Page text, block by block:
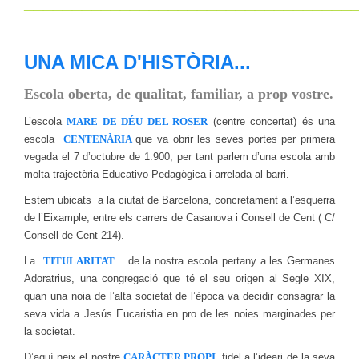
UNA MICA D'HISTÒRIA...
Escola oberta, de qualitat, familiar, a prop vostre.
L’escolaMARE DE DÉU DEL ROSER(centre concertat) és una
escolaCENTENÀRIAque va obrir les seves portes per primera
vegada el 7 d’octubre de 1.900, per tant parlem d’una escola amb
molta trajectòria Educativo-Pedagògica i arrelada al barri.
Estem ubicats a la ciutat de Barcelona, concretament a l’esquerra
de l’Eixample, entre els carrers de Casanova i Consell de Cent ( C/
Consell de Cent 214).
La TITULARITAT
de la nostra escola pertany a les Germanes
Adoratrius, una congregació que té el seu origen al Segle XIX,
quan una noia de l’alta societat de l’època va decidir consagrar la
seva vida a Jesús Eucaristia en pro de les noies marginades per
la societat.